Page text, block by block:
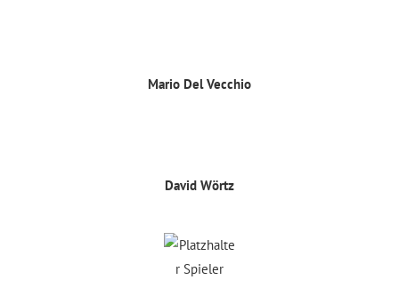
Mario Del Vecchio
David Wörtz